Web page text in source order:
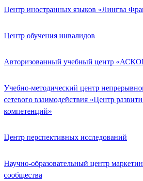
Центр иностранных языков «Лингва
Центр обучения инвалидов
Авторизованный учебный центр
Учебно-методический центр
сетевого взаимодействия «Центр
компетенций»
Центр перспективных исследований
Научно-образовательный центр
сообщества